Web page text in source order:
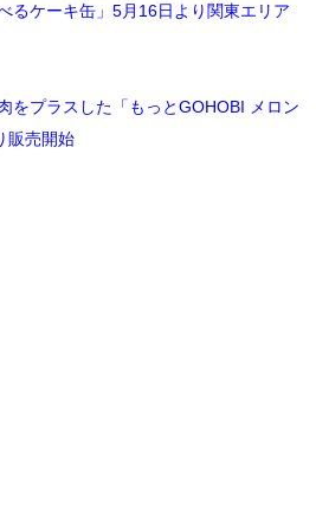
るケーキ缶」5月16日より関東エリア
をプラスした「もっとGOHOBI メロン
販売開始